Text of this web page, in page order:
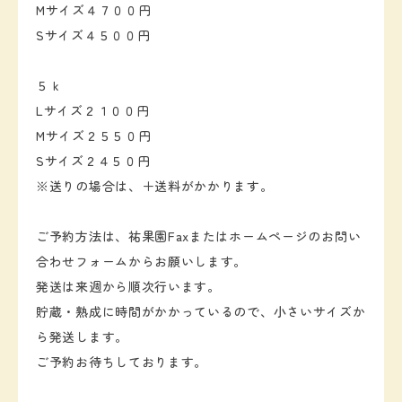
Mサイズ４７００円
Sサイズ４５００円
５ｋ
Lサイズ２１００円
Mサイズ２５５０円
Sサイズ２４５０円
※送りの場合は、＋送料がかかります。
ご予約方法は、祐果園Faxまたはホームページのお問い
合わせフォームからお願いします。
発送は来週から順次行います。
貯蔵・熟成に時間がかかっているので、小さいサイズか
ら発送します。
ご予約お待ちしております。